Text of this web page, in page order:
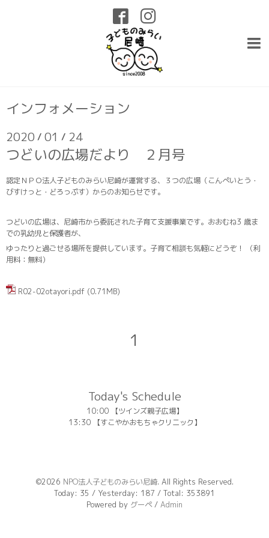
インフォメーション
2020 / 01 / 24
つどいの広場だより ２月号
認定ＮＰＯ法人子どものみらい尼崎が運営する、３つの広場（こんぺいとう・
びすけっと・どろっぷす）からのお知らせです。
つどいの広場は、尼崎市から委託された子育て支援事業です。おおむね3 歳ま
での乳幼児と保護者が、
ゆったりと過ごせる場所を提供しています。子育て相談も気軽にどうぞ！ （利
用料：無料）
R02-02otayori.pdf (0.71MB)
1
Today's Schedule
10:00 【ツインズ親子広場】
13:30 【すこやかおもちゃクリニック】
©2026 NPO法人子どものみらい尼崎. All Rights Reserved.
Today: 35 / Yesterday: 187 / Total: 353891
Powered by グーペ / Admin